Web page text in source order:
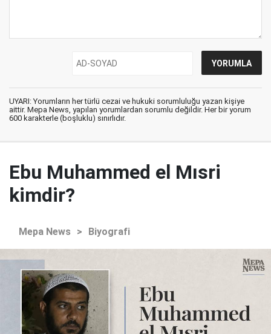
UYARI: Yorumların her türlü cezai ve hukuki sorumluluğu yazan kişiye
aittir. Mepa News, yapılan yorumlardan sorumlu değildir. Her bir yorum
600 karakterle (boşluklu) sınırlıdır.
Ebu Muhammed el Mısri
kimdir?
Mepa News > Biyografi